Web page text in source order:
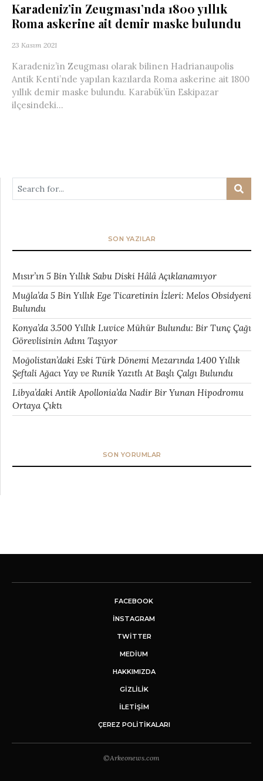
Karadeniz’in Zeugması’nda 1800 yıllık
Roma askerine ait demir maske bulundu
23 Kasım 2021
Karadeniz’in Zeugması olarak bilinen Hadrianaupolis
Antik Kenti’nde yapılan kazılarda Roma askerine ait 1800
yıllık demir maske bulundu. Karabük’ün Eskipazar
ilçesindeki...
SON YAZILAR
Mısır’ın 5 Bin Yıllık Sabu Diski Hâlâ Açıklanamıyor
Muğla’da 5 Bin Yıllık Ege Ticaretinin İzleri: Melos Obsidyeni
Bulundu
Konya’da 3.500 Yıllık Luvice Mühür Bulundu: Bir Tunç Çağı
Görevlisinin Adını Taşıyor
Moğolistan’daki Eski Türk Dönemi Mezarında 1.400 Yıllık
Şeftali Ağacı Yay ve Runik Yazıtlı At Başlı Çalgı Bulundu
Libya’daki Antik Apollonia’da Nadir Bir Yunan Hipodromu
Ortaya Çıktı
SON YORUMLAR
FACEBOOK
INSTAGRAM
TWITTER
MEDIUM
HAKKIMIZDA
GİZLİLİK
İLETIŞIM
ÇEREZ POLITIKALARI
©Arkeonews.com